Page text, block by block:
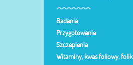
Badania
Przygotowanie
Szczepienia
Witaminy, kwas foliowy, folik